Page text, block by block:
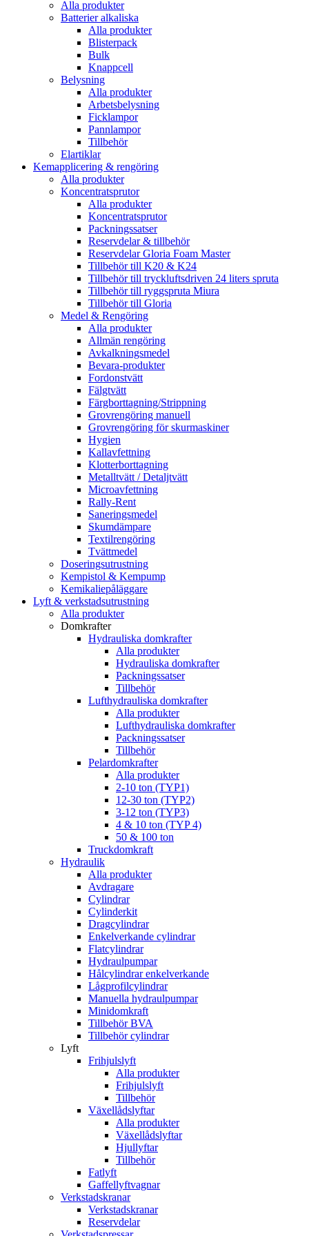
Alla produkter
Batterier alkaliska
Alla produkter
Blisterpack
Bulk
Knappcell
Belysning
Alla produkter
Arbetsbelysning
Ficklampor
Pannlampor
Tillbehör
Elartiklar
Kemapplicering & rengöring
Alla produkter
Koncentratsprutor
Alla produkter
Koncentratsprutor
Packningssatser
Reservdelar & tillbehör
Reservdelar Gloria Foam Master
Tillbehör till K20 & K24
Tillbehör till tryckluftsdriven 24 liters spruta
Tillbehör till ryggspruta Miura
Tillbehör till Gloria
Medel & Rengöring
Alla produkter
Allmän rengöring
Avkalkningsmedel
Bevara-produkter
Fordonstvätt
Fälgtvätt
Färgborttagning/Strippning
Grovrengöring manuell
Grovrengöring för skurmaskiner
Hygien
Kallavfettning
Klotterborttagning
Metalltvätt / Detaljtvätt
Microavfettning
Rally-Rent
Saneringsmedel
Skumdämpare
Textilrengöring
Tvättmedel
Doseringsutrustning
Kempistol & Kempump
Kemikaliepåläggare
Lyft & verkstadsutrustning
Alla produkter
Domkrafter
Hydrauliska domkrafter
Alla produkter
Hydrauliska domkrafter
Packningssatser
Tillbehör
Lufthydrauliska domkrafter
Alla produkter
Lufthydrauliska domkrafter
Packningssatser
Tillbehör
Pelardomkrafter
Alla produkter
2-10 ton (TYP1)
12-30 ton (TYP2)
3-12 ton (TYP3)
4 & 10 ton (TYP 4)
50 & 100 ton
Truckdomkraft
Hydraulik
Alla produkter
Avdragare
Cylindrar
Cylinderkit
Dragcylindrar
Enkelverkande cylindrar
Flatcylindrar
Hydraulpumpar
Hålcylindrar enkelverkande
Lågprofilcylindrar
Manuella hydraulpumpar
Minidomkraft
Tillbehör BVA
Tillbehör cylindrar
Lyft
Frihjulslyft
Alla produkter
Frihjulslyft
Tillbehör
Växellådslyftar
Alla produkter
Växellådslyftar
Hjullyftar
Tillbehör
Fatlyft
Gaffellyftvagnar
Verkstadskranar
Verkstadskranar
Reservdelar